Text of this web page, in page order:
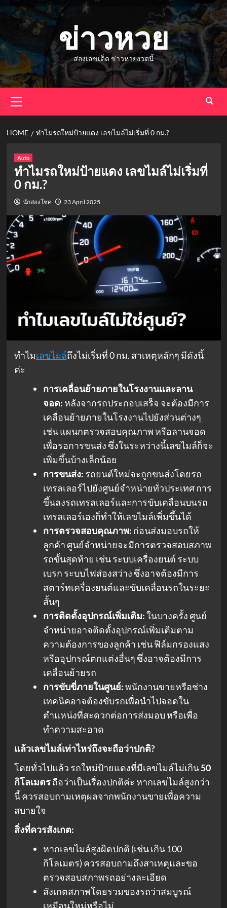
Skip
ข่าวหวย
ส่องเลขเด็ด ข่าวหวยงวดนี้
Menu
HOME ทำไมรถใหม่ป้ายแดง เลขไมล์ไม่เริ่มที่ 0 กม.?
Auto
ทำไมรถใหม่ป้ายแดง เลขไมล์ไม่เริ่มที่
0 กม.?
นักส่องโชค 23 April 2025
ทำไมเลขไมล์ถึงไม่เริ่มที่ 0 กม. สาเหตุหลักๆ มีดังนี้
ค่ะ
การเคลื่อนย้ายภายในโรงงานและลาน
จอด: หลังจากรถประกอบเสร็จ จะต้องมีการ
เคลื่อนย้ายภายในโรงงานไปยังส่วนต่างๆ
เช่น แผนกตรวจสอบคุณภาพ หรือลานจอด
เพื่อรอการขนส่ง ซึ่งในระหว่างนี้เลขไมล์ก็จะ
เพิ่มขึ้นบ้างเล็กน้อย
การขนส่ง: รถยนต์ใหม่จะถูกขนส่งโดยรถ
เทรลเลอร์ไปยังศูนย์จำหน่ายทั่วประเทศ การ
ขึ้นลงรถเทรลเลอร์และการขับเคลื่อนบนรถ
เทรลเลอร์เองก็ทำให้เลขไมล์เพิ่มขึ้นได้
การตรวจสอบคุณภาพ: ก่อนส่งมอบรถให้
ลูกค้า ศูนย์จำหน่ายจะมีการตรวจสอบสภาพ
รถขั้นสุดท้าย เช่น ระบบเครื่องยนต์ ระบบ
เบรก ระบบไฟส่องสว่าง ซึ่งอาจต้องมีการ
สตาร์ทเครื่องยนต์และขับเคลื่อนรถในระยะ
สั้นๆ
การติดตั้งอุปกรณ์เพิ่มเติม:ในบางครั้ง ศูนย์
จำหน่ายอาจติดตั้งอุปกรณ์เพิ่มเติมตาม
ความต้องการของลูกค้า เช่น ฟิล์มกรองแสง
หรืออุปกรณ์ตกแต่งอื่นๆ ซึ่งอาจต้องมีการ
เคลื่อนย้ายรถ
การขับขี่ภายในศูนย์:พนักงานขายหรือช่าง
เทคนิคอาจต้องขับรถเพื่อนำไปจอดใน
ตำแหน่งที่สะดวกต่อการส่งมอบ หรือเพื่อ
ทำความสะอาด
แล้วเลขไมล์เท่าไหร่ถึงจะถือว่าปกติ?
โดยทั่วไปแล้ว รถใหม่ป้ายแดงที่มีเลขไมล์ไม่เกิน50
กิโลเมตรถือว่าเป็นเรื่องปกติค่ะ หากเลขไมล์สูงกว่า
นี้ ควรสอบถามเหตุผลจากพนักงานขายเพื่อความ
สบายใจ
สิ่งที่ควรสังเกต:
หากเลขไมล์สูงผิดปกติ (เช่น เกิน 100
กิโลเมตร) ควรสอบถามถึงสาเหตุและขอ
ตรวจสอบสภาพรถอย่างละเอียด
สังเกตสภาพโดยรวมของรถว่าสมบูรณ์
เหมือนใหม่หรือไม่